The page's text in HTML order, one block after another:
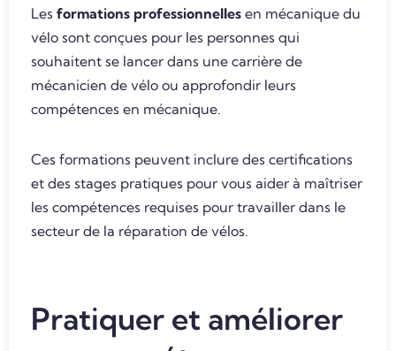
Les formations professionnelles en mécanique du
vélo sont conçues pour les personnes qui
souhaitent se lancer dans une carrière de
mécanicien de vélo ou approfondir leurs
compétences en mécanique.
Ces formations peuvent inclure des certifications
et des stages pratiques pour vous aider à maîtriser
les compétences requises pour travailler dans le
secteur de la réparation de vélos.
Pratiquer et améliorer